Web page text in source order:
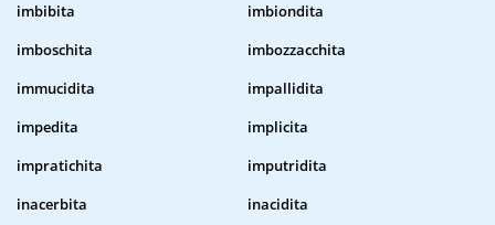
imbibita
imbiondita
imboschita
imbozzacchita
immucidita
impallidita
impedita
implicita
impratichita
imputridita
inacerbita
inacidita